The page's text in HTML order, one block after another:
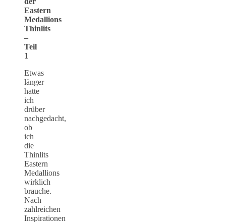
Eastern
Medallions
Thinlits
–
Teil
1
Etwas
länger
hatte
ich
drüber
nachgedacht,
ob
ich
die
Thinlits
Eastern
Medallions
wirklich
brauche.
Nach
zahlreichen
Inspirationen